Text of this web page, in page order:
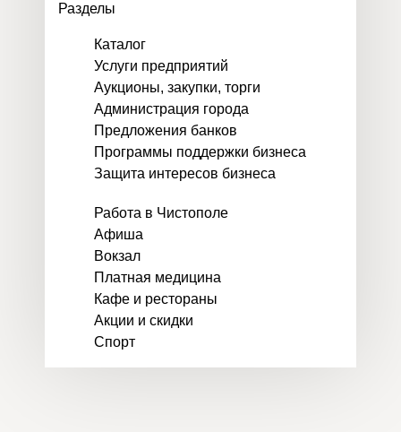
Разделы
Каталог
Услуги предприятий
Аукционы, закупки, торги
Администрация города
Предложения банков
Программы поддержки бизнеса
Защита интересов бизнеса
Работа в Чистополе
Афиша
Вокзал
Платная медицина
Кафе и рестораны
Акции и скидки
Спорт